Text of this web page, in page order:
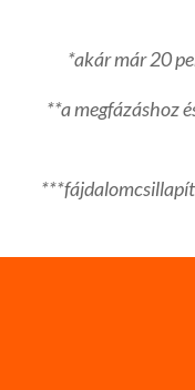
*akár már 20
**a megfázáshoz